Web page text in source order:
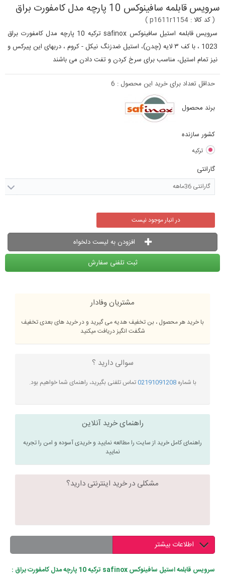
سرویس قابلمه سافینوکس 10 پارچه مدل کامفورت براق
(کد کالا : p1611r1154
)
سرویس قابلمه استیل سافینوکس safinox ترکیه 10 پارچه مدل کامفورت براق
1023 ، با کف ۳ لایه (چدن)، استیل ضدزنگ نیکل - کروم ، دربهای این پیرکس و
نیز تمام استیل، مناسب برای سرخ کردن و تفت دادن می باشند
حداقل تعداد برای خرید این محصول : 6
برند محصول
کشور سازنده
ترکیه
گارانتی
گارانتی 36ماهه
در انبار موجود نیست
افزودن به لیست دلخواه
ثبت تلفنی سفارش
مشتریان وفادار
با خرید هر محصول ، بن تخفیف هدیه می گیرید و در خرید های بعدی تخفیف
شگفت انگیز دریافت میکنید
سوالی دارید ؟
با شماره02191091208تماس تلفنی بگیرید، راهنمای شما خواهیم بود.
راهنمای خرید آنلاین
راهنمای کامل خرید از سایت را مطالعه نمایید و خریدی آسوده و امن را تجربه
نمایید
مشکلی در خرید اینترنتی دارید؟
اطلاعات بیشتر
سرویس قابلمه استیل سافینوکس safinox ترکیه 10 پارچه مدل کامفورت براق :